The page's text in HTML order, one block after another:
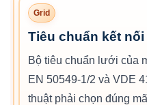
Grid
Tiêu chuẩn kết
Bộ tiêu chuẩn lưới của
EN 50549-1/2 và VDE
thuật phải chọn đúng